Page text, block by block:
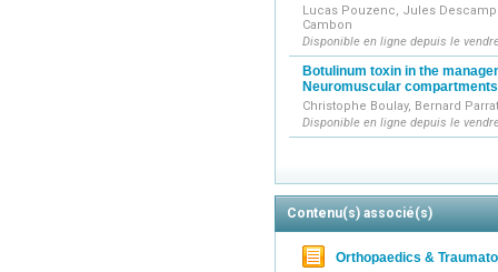
Lucas Pouzenc, Jules
Cambon
Disponible en ligne depuis le
Botulinum toxin in the
Neuromuscular
Christophe Boulay, Bernard
Disponible en ligne depuis le
Contenu(s) associé(s)
Orthopaedics &